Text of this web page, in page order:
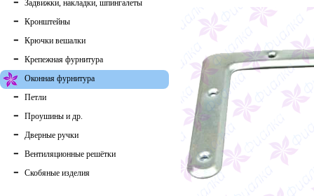
Задвижки, накладки, шпингалеты
Кронштейны
Крючки вешалки
Крепежная фурнитура
Оконная фурнитура
Петли
Проушины и др.
Дверные ручки
Вентиляционные решётки
Скобяные изделия